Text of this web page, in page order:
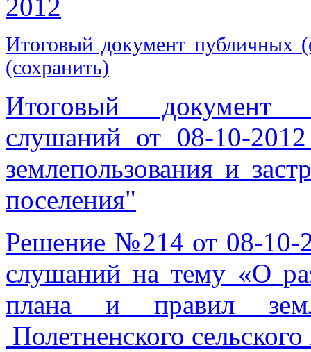
2012
Итоговый документ публичных
(сохранить)
Итоговый документ
слушаний от 08-10-
землепользования и
поселения"
Решение №214 от 08-10-
слушаний на тему «О
плана и правил
Полетненского